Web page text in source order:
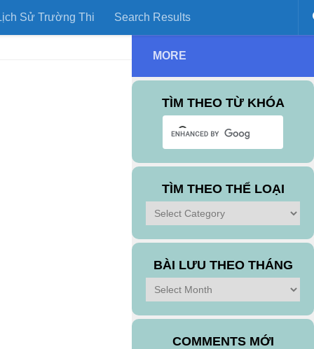
Sử Trường Thi Search Results
MORE
TÌM THEO TỪ KHÓA
TÌM THEO THỂ LOẠI
Tìm
theo
Thể
Loại
BÀI LƯU THEO THÁNG
Bài
Lưu
Theo
COMMENTS MỚI